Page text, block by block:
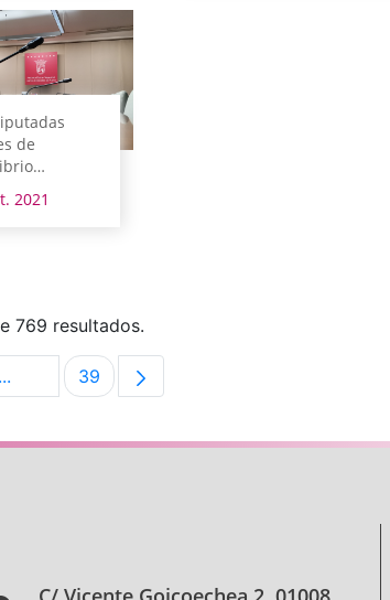
de
y Deporte
2021
769 resultados.
desplazarse.
...Páginas intermedias Use TAB para desplazarse.
Página
39